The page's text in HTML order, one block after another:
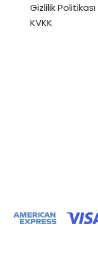
Gizlilik Politikası
KVKK